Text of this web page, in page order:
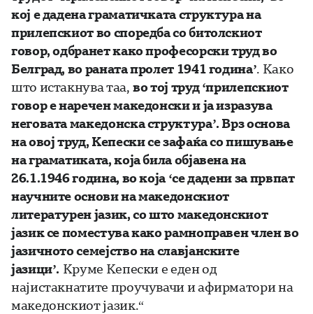
кој е дадена граматичката структура на
прилепскиот во споредба со битолскиот
говор, одбранет како професорски труд во
Белград, во раната пролет 1941 година’. Како
што истакнува таа,во тој труд ‘прилепскиот
говор е наречен македонски и ја изразува
неговата македонска структура’. Врз основа
на овој труд, Кепески се зафаќа со пишување
на граматиката, која била објавена на
26.1.1946 година, во која ‘се дадени за првпат
научните основи на македонскиот
литературен јазик, со што македонскиот
јазик се поместува како рамноправен член во
јазичното семејство на славјанските
јазици’. Круме Кепески е еден од
најистакнатите проучувачи и афирматори на
македонскиот јазик.“